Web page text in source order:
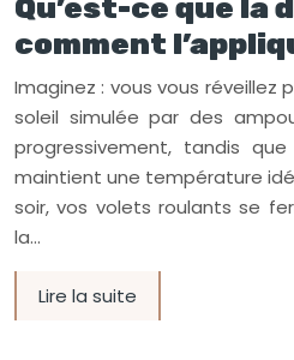
Qu’est-ce que la
comment
Imaginez : vous vous réveillez
soleil simulée par des
progressivement, tandis
maintient une température
soir, vos volets roulants se
la…
Lire la suite